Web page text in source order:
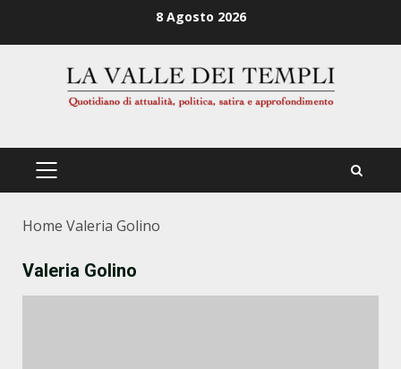
8 Agosto 2026
PRIMÄRES
Home Valeria Golino
Valeria Golino